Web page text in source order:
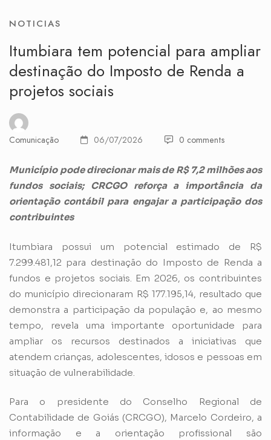
NOTICIAS
Itumbiara tem potencial para ampliar
destinação do Imposto de Renda a
projetos sociais
Comunicação 06/07/2026 0 comments
Município pode direcionar mais de R$ 7,2 milhões aos
fundos sociais; CRCGO reforça a importância da
orientação contábil para engajar a participação dos
contribuintes
Itumbiara possui um potencial estimado de R$
7.299.481,12 para destinação do Imposto de Renda a
fundos e projetos sociais. Em 2026, os contribuintes
do município direcionaram R$ 177.195,14, resultado que
demonstra a participação da população e, ao mesmo
tempo, revela uma importante oportunidade para
ampliar os recursos destinados a iniciativas que
atendem crianças, adolescentes, idosos e pessoas em
situação de vulnerabilidade.
Para o presidente do Conselho Regional de
Contabilidade de Goiás (CRCGO), Marcelo Cordeiro, a
informação e a orientação profissional são